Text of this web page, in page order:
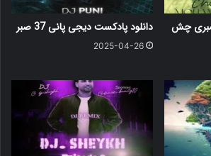
چش
دانلود پادکست دیجی پانی 37 صبر
2025-04-26